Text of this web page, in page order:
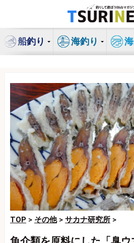
ン
船釣り 海釣り
TOP > その他> サカナ研究所 >